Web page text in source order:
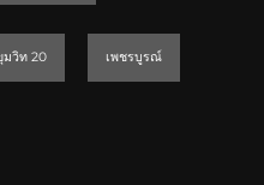
มวิท 20 เพชรบูรณ์